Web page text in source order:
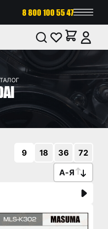
8 800 100 55 47
9 18 36 72
А-Я